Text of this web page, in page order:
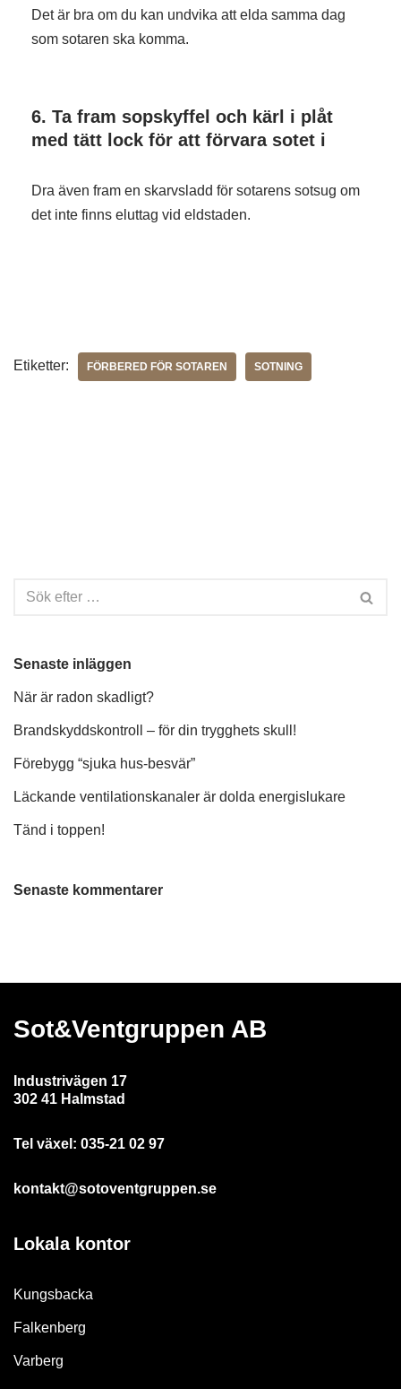
Det är bra om du kan undvika att elda samma dag
som sotaren ska komma.
6. Ta fram sopskyffel och kärl i plåt
med tätt lock för att förvara sotet i
Dra även fram en skarvsladd för sotarens sotsug om
det inte finns eluttag vid eldstaden.
Etiketter: FÖRBERED FÖR SOTAREN SOTNING
Senaste inläggen
När är radon skadligt?
Brandskyddskontroll – för din trygghets skull!
Förebygg “sjuka hus-besvär”
Läckande ventilationskanaler är dolda energislukare
Tänd i toppen!
Senaste kommentarer
Sot&Ventgruppen AB
Industrivägen 17
302 41 Halmstad
Tel växel: 035-21 02 97
kontakt@sotoventgruppen.se
Lokala kontor
Kungsbacka
Falkenberg
Varberg